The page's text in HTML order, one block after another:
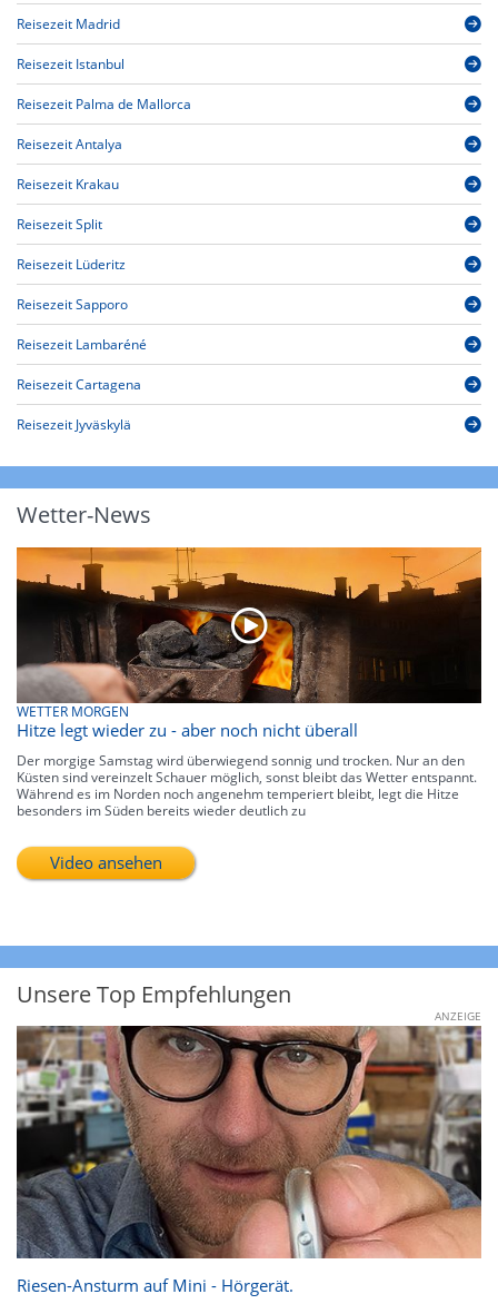
Reisezeit Madrid
Reisezeit Istanbul
Reisezeit Palma de Mallorca
Reisezeit Antalya
Reisezeit Krakau
Reisezeit Split
Reisezeit Lüderitz
Reisezeit Sapporo
Reisezeit Lambaréné
Reisezeit Cartagena
Reisezeit Jyväskylä
Wetter-News
WETTER MORGEN
Hitze legt wieder zu - aber noch nicht überall
Der morgige Samstag wird überwiegend sonnig und trocken. Nur an den
Küsten sind vereinzelt Schauer möglich, sonst bleibt das Wetter entspannt.
Während es im Norden noch angenehm temperiert bleibt, legt die Hitze
besonders im Süden bereits wieder deutlich zu
Video ansehen
Unsere Top Empfehlungen
ANZEIGE
Riesen-Ansturm auf Mini - Hörgerät.